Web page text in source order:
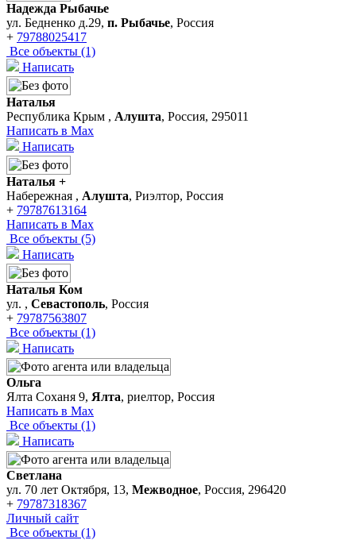
Надежда Рыбачье
ул. Бедненко д.29, п. Рыбачье, Россия
+ 79788025417
Все объекты (1)
Написать
Наталья
Республика Крым , Алушта, Россия, 295011
Написать в Max
Написать
Наталья +
Набережная , Алушта, Риэлтор, Россия
+ 79787613164
Написать в Max
Все объекты (5)
Написать
Наталья Ком
ул. , Севастополь, Россия
+ 79787563807
Все объекты (1)
Написать
Ольга
Ялта Соханя 9, Ялта, риелтор, Россия
Написать в Max
Все объекты (1)
Написать
Светлана
ул. 70 лет Октября, 13, Межводное, Россия, 296420
+ 79787318367
Личный сайт
Все объекты (1)